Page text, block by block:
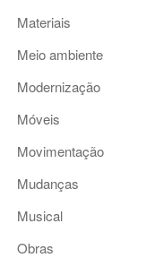
Materiais
Meio ambiente
Modernização
Móveis
Movimentação
Mudanças
Musical
Obras